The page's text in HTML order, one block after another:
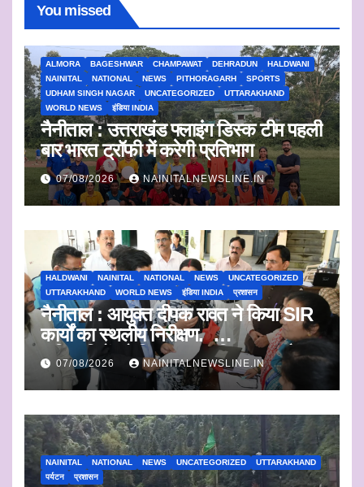
You missed
ALMORA BAGESHWAR CHAMPAWAT DEHRADUN
HALDWANI
NAINITAL
NATIONAL NEWS PITHORAGARH
SPORTS
UDHAM SINGH NAGAR
UNCATEGORIZED
UTTARAKHAND
WORLD NEWS
इंडिया INDIA
नैनीताल : उत्तराखंड फ्लाइंग डिस्क टीम पहली
बार भारत ट्रॉफी में करेगी प्रतिभाग
07/08/2026 NAINITALNEWSLINE.IN
HALDWANI NAINITAL NATIONAL NEWS
UNCATEGORIZED
UTTARAKHAND
WORLD NEWS इंडिया INDIA प्रशासन
नैनीताल : आयुक्त दीपक रावत ने किया SIR
कार्यों का स्थलीय निरीक्षण.
अधिकारियों को दिए समयबद्ध निस्तारण और
पारदर्शिता के निर्देश
07/08/2026 NAINITALNEWSLINE.IN
NAINITAL NATIONAL NEWS UNCATEGORIZED
UTTARAKHAND
पर्यटन
प्रशासन